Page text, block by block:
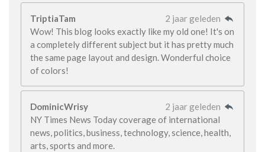
TriptiaTam
2 jaar geleden
Wow! This blog looks exactly like my old one! It's on
a completely different subject but it has pretty much
the same page layout and design. Wonderful choice
of colors!
DominicWrisy
2 jaar geleden
NY Times News Today coverage of international
news, politics, business, technology, science, health,
arts, sports and more.